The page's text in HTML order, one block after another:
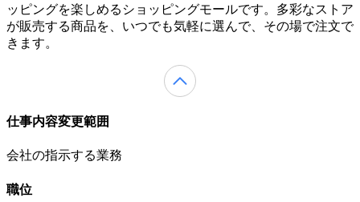
ッピングを楽しめるショッピングモールです。多彩なストア
が販売する商品を、いつでも気軽に選んで、その場で注文で
きます。
仕事内容変更範囲
会社の指示する業務
職位